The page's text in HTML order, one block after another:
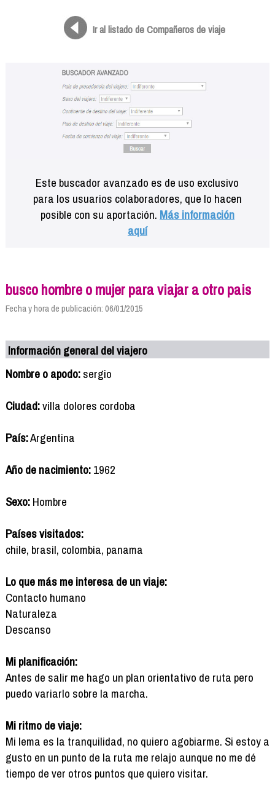
Ir al listado de Compañeros de viaje
Este buscador avanzado es de uso exclusivo
para los usuarios colaboradores, que lo hacen
posible con su aportación. Más información
aquí
busco hombre o mujer para viajar a otro pais
Fecha y hora de publicación: 06/01/2015
Información general del viajero
Nombre o apodo:sergio
Ciudad:villa dolores cordoba
País:Argentina
Año de nacimiento:1962
Sexo:Hombre
Países visitados:
chile, brasil, colombia, panama
Lo que más me interesa de un viaje:
Contacto humano
Naturaleza
Descanso
Mi planificación:
Antes de salir me hago un plan orientativo de ruta pero
puedo variarlo sobre la marcha.
Mi ritmo de viaje:
Mi lema es la tranquilidad, no quiero agobiarme. Si estoy a
gusto en un punto de la ruta me relajo aunque no me dé
tiempo de ver otros puntos que quiero visitar.